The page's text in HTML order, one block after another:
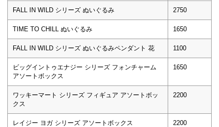
FALL IN WILD シリーズ ぬいぐるみ 2750
TIME TO CHILL ぬいぐるみ 1650
FALL IN WILD シリーズ ぬいぐるみペンダント 花 1100
ビッグイントゥエナジー シリーズ フォンチャーム
アソートボックス
1650
ワッキーマート シリーズ フィギュア アソートボッ
クス
2200
レイジー ヨガ シリーズ アソートボックス 2200